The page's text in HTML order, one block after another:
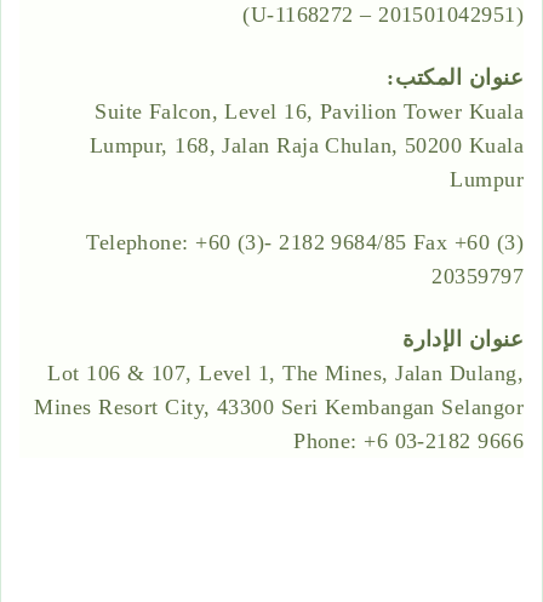
(201501042951 – 1168272-U)
عنوان المكتب:
Suite Falcon, Level 16, Pavilion Tower Kuala
Lumpur, 168, Jalan Raja Chulan, 50200 Kuala
Lumpur
Telephone: +60 (3)- 2182 9684/85 Fax +60 (3)
20359797
عنوان الإدارة
Lot 106 & 107, Level 1, The Mines, Jalan Dulang,
Mines Resort City, 43300 Seri Kembangan Selangor
Phone: +6 03-2182 9666